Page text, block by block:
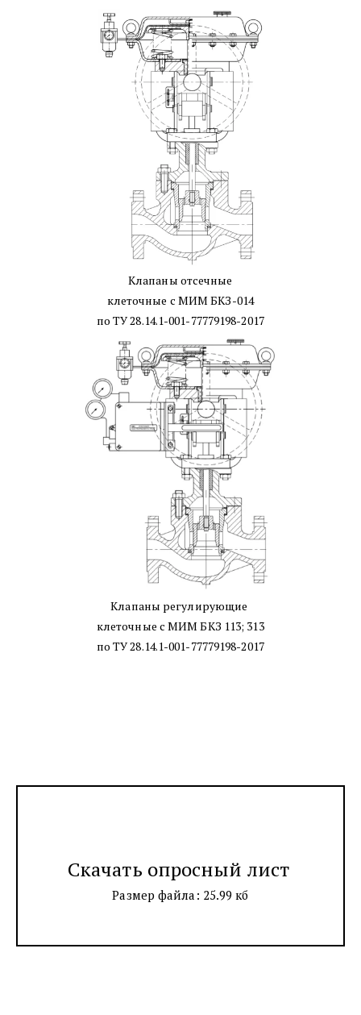
Клапаны отсечные
клеточные с МИМ БКЗ-014
по ТУ 28.14.1-001-77779198-2017
Клапаны регулирующие
клеточные с МИМ БКЗ 113; 313
по ТУ 28.14.1-001-77779198-2017
Скачать опросный лист
Размер файла: 25.99 кб